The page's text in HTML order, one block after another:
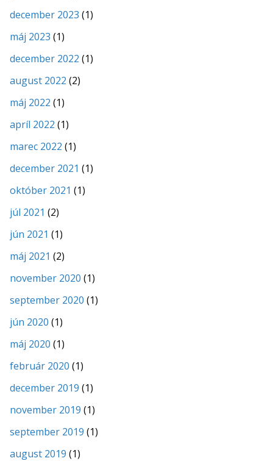
december 2023 (1)
máj 2023 (1)
december 2022 (1)
august 2022 (2)
máj 2022 (1)
apríl 2022 (1)
marec 2022 (1)
december 2021 (1)
október 2021 (1)
júl 2021 (2)
jún 2021 (1)
máj 2021 (2)
november 2020 (1)
september 2020 (1)
jún 2020 (1)
máj 2020 (1)
február 2020 (1)
december 2019 (1)
november 2019 (1)
september 2019 (1)
august 2019 (1)